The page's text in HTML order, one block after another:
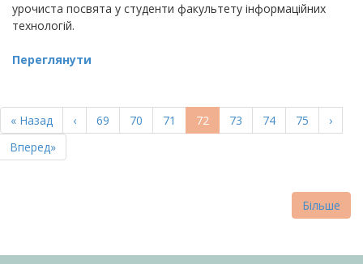
урочиста посвята у студенти факультету інформаційних
технологій.
Переглянути
НА
СТОРІНКИ
Перша
сторінка
« Назад
Попередня
сторінка
‹ Page
69 Page
70 Page
71
Поточна
сторінка
72 Page
73 Page
74 Page
75
›
Остання
сторінка
Вперед»
Більше